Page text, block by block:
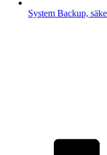
System Backup,